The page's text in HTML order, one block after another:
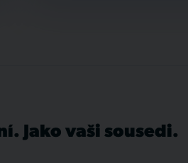
Jako vaši sousedi.